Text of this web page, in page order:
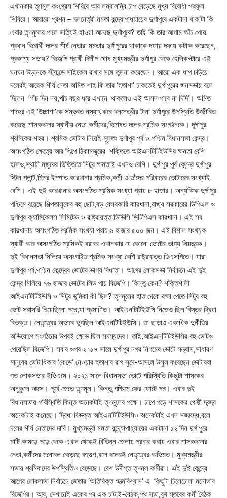
এখানকার তৃণমুল কংগ্রেস শিবিরে আর লম্বালম্বি চাপ বেড়েছে মুখ্য বিরোধী পদ্মফুল
শিবিরে। আবারো প্রশ্ন – দলনেত্রী মমতা বন্দ্যোপাধ্যায়ের দুর্গাপুরে একটানা থাকাটা কি
এবার তৃণমূলের পালে সত্যিই হাওয়া আনছে দুর্গাপুরে? তাই কি তার আগাম আঁচ পেয়ে
প্রধান বিরোধী দলের শীর্ষ নেতারা মমতার দুর্গাপুরের থাকাকে দফায় দফায় কটাক্ষ করেছেন,
প্রকাশ্য সভায়? বিজেপি প্রার্থী দিলীপ ঘোষ মুখ্যমন্ত্রীর দুর্গাপুর থেকে হেলিকপ্টারে এই
ঘনঘন উড়ানকে স্ট্যান্ডে সাইকেল রাখার সঙ্গে তুলনা করেছেন। আরো এক ধাপ চড়িয়ে
দলেরই আরেক শীর্ষ নেতা অমিত শাহ কি তার ‘হতাশা’ ঢাকতেই দুর্গাপুরের জনসভায় বলে
দিলেন ‘পাঁচ দিন নয়,পাঁচ বছর ধরে এখানে থাকলেও এই আসন পাবে না দিদি’। অমিত
শাহের এই ‘উচ্চাশা’কে সম্ভবত নস্যাৎ করে দলনেত্রীর টানা দুর্গাপুরে উপস্থিতি উজ্জীবিত
করেছে শাসকদলের স্থানীয় নেতা কর্মীদের,বিশেষত দলের শ্রমিক সংগঠনকে। দূর্গাপুর
শ্রমিকের শহর। শ্রমিক ভোটার নিয়েই মূলতঃ দুর্গাপুর পূর্ব ও পশ্চিম বিধানসভা কেন্দ্র।
অসংগঠিত ক্ষেত্রে আর শিল্পে ঠিকামজুরের শক্তিতে আইএনটিটিইউসির ক্ষমতা বেশি
হলেও,স্থায়ী মজুরের ভিত্তিতে সিটুর ক্ষমতাই এখনও বেশি। দুর্গাপুর পূর্ব কেন্দ্রে দুর্গাপুর
স্টিল প্লান্ট,মিশ্র ইস্পাত কারখানার শ্রমিক,কর্মী ও তাঁদের পরিবারের ভোটারের সংখ্যাই
বেশি। এই দুই কারখানার অসংগঠিত শ্রমিক সংখ্যা প্রায় ৮ হাজার। অন্যদিকে দুর্গাপুর
পশ্চিমে রয়েছে শিল্পতালুকের বহু ছোট,বড় বেসরকারি কারখানা,রাজ্য সরকারের ডিপিএল ও
দুর্গাপুর ক্যামিকেলস লিমিটেড ও রাষ্ট্রায়ত্ত ডিভিসি ডিটিপিএস কারখানা। এই সব
কারখানায় অসংগঠিত শ্রমিক সংখ্যা প্রায় ৯ হাজার ৫০০ জন। এই বিশাল সংখ্যক
স্থায়ী আর অসংগঠিত শ্রমিকই বরাবর এখানকার যে কোনো ভোটের ভাগ্য নিয়ন্ত্রক।
দুই বিধানসভা মিলিয়ে অসংগঠিত শ্রমিক সংখ্যা বেশি রাষ্ট্রায়ত্ত ডিএসপিতে। যারা
দুর্গাপুর পূর্ব,পশ্চিম কেন্দ্রের ভোটের ভাগ্য বিধাতা। আগের লোকসভা নির্বাচনে এই দুই
কেন্দ্র মিলিয়ে ৭৬ হাজার ভোটের লিড পায় বিজেপি। কিন্তু কেন? শক্তিশালী
আইএনটিটিইউসি ও সিটুর ভূমিকা কী ছিল? তৃণমূলের হাত থেকে রক্ষা পেতে সিটুর বহু
ভোট সরাসরি গিয়েছিলো পদ্মে,যা প্রমাণিত। আইএনটিটিইউসি নিজেও ছিল বিস্তর দ্বিধা
বিভক্ত। নেতৃত্বের অভাবে ভুগছিল আইএনটিটিইউসি। তা ছাড়াও একাধিক দুর্নীতির
অভিযোগে সংগঠনের উপরই ক্ষোভ ছিল সদস্যদের। তাই,আইএনটিটিইউসির বহু ভোটও
পেয়েছিল বিজেপি। সবার ওপর ২০১৭ সালে দুর্গাপুর নগর নিগমের ভোটে সন্ত্রাস,সাধারণ
মানুষের ভোটাধিকার ‘কেড়ে’ নেওয়ার হতাশার রাগ সুদে-আসলে উসুল করেছেন ভোটাররা
গত লোকসভার ইভিএমে। ২০২১ সালে বিধানসভা ভোটে পরিস্থিতি কিছুটা শাসকের
অনুকূলে আসে। পূর্বে জেতে তৃণমূল। কিন্তু,পশ্চিমে ফের ফোটে পদ্ম। এবার দুই
বিধানসভায় পরিস্থিতি কিন্ত অনেকটাই তৃণমূলের পক্ষে। চাপে পড়ে শাসকের গোষ্ঠী দ্বন্দ্ব
অনেকটাই কমেছে। দ্বিধা বিভক্ত আইএনটিটিইউসিও অনেকটাই এখন সঙ্ঘবদ্ধ,বলে
দলের শীর্ষ নেতাদের দাবি। মুখ্যমন্ত্রী মমতা বন্দ্যোপাধ্যায়ের একটানা ১২ দিন দুর্গাপুরে
মাটি কামড়ে পড়ে থেকে এখান থেকেই বিভিন্ন জেলায় প্রচার করায় এবার শাসকদলের
নেতা,কর্মীদের মনোবল বেড়েছে বহুগুণ,বলে দলেরই নেতৃত্বের অভিমত। মুখ্যমন্ত্রীর
সভায় শ্রমিকদের উপস্থিতিও বেড়েছে। বেশ উদীপ্ত তৃণমূল কর্মীরা। এই দুই কেন্দ্রে
আগের লোকসভা নির্বাচনে জেতার ‘অতিরিক্ত আত্মবিশ্বাস’ এ কিছুটা ঢিলেঢোলা মনোভাব
বিজেপির। আর, সেখানেই একের পর এক চাটাই-বৈঠক,পথ সভা,বুথ স্তরের কর্মী বৈঠক